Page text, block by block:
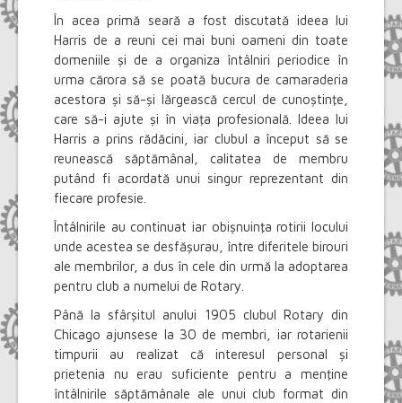
În acea primă seară a fost discutată ideea lui
Harris de a reuni cei mai buni oameni din toate
domeniile şi de a organiza întâlniri periodice în
urma cărora să se poată bucura de camaraderia
acestora şi să-şi lărgească cercul de cunoştinţe,
care să-i ajute şi în viaţa profesională. Ideea lui
Harris a prins rădăcini, iar clubul a început să se
reunească săptămânal, calitatea de membru
putând fi acordată unui singur reprezentant din
fiecare profesie.
Întâlnirile au continuat iar obişnuinţa rotirii locului
unde acestea se desfăşurau, între diferitele birouri
ale membrilor, a dus în cele din urmă la adoptarea
pentru club a numelui de Rotary.
Până la sfârşitul anului 1905 clubul Rotary din
Chicago ajunsese la 30 de membri, iar rotarienii
timpurii au realizat că interesul personal şi
prietenia nu erau suficiente pentru a menţine
întâlnirile săptămânale ale unui club format din